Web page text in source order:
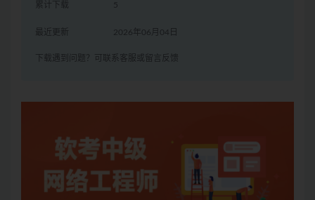
累计下载 5
最近更新 2026年06月04日
下载遇到问题？可联系客服或留言反馈